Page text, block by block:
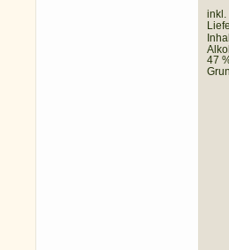
inkl.
47